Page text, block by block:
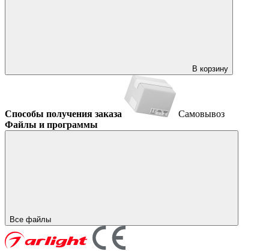
В корзину
Способы получения заказа
Самовывоз
Файлы и программы
Все файлы